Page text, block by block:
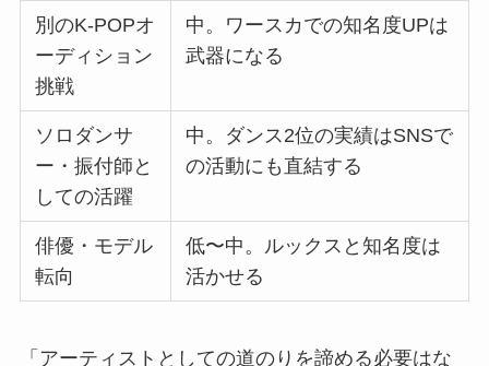
別のK-POPオ
ーディション
挑戦
中。ワースカでの知名度UPは
武器になる
ソロダンサ
ー・振付師と
しての活躍
中。ダンス2位の実績はSNSで
の活動にも直結する
俳優・モデル
転向
低〜中。ルックスと知名度は
活かせる
「アーティストとしての道のりを諦める必要はな